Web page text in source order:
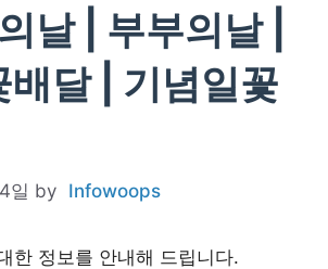
날 | 부부의날 |
배달 | 기념일꽃
일 by Infowoops
한 정보를 안내해 드립니다.